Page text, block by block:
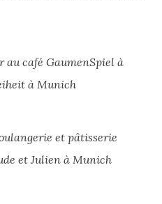
au café GaumenSpiel à
à Munich
et pâtisserie
et Julien à Munich